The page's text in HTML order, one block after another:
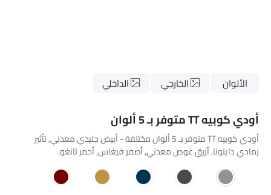
الألوان الخارجي الداخلي
أودي كوبيه TT متوفر بـ 5 ألوان
أودي كوبيه TT متوفر بـ 5 ألوان مختلفة - أبيض جليدي معدني, تأثير
رمادي دايتونا, أزرق غوص معدني, أصفر فيغاس, أحمر تانغو.